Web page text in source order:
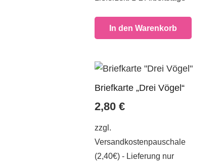
In den Warenkorb
Briefkarte „Drei Vögel“
2,80 €
zzgl.
Versandkostenpauschale
(2,40€) - Lieferung nur